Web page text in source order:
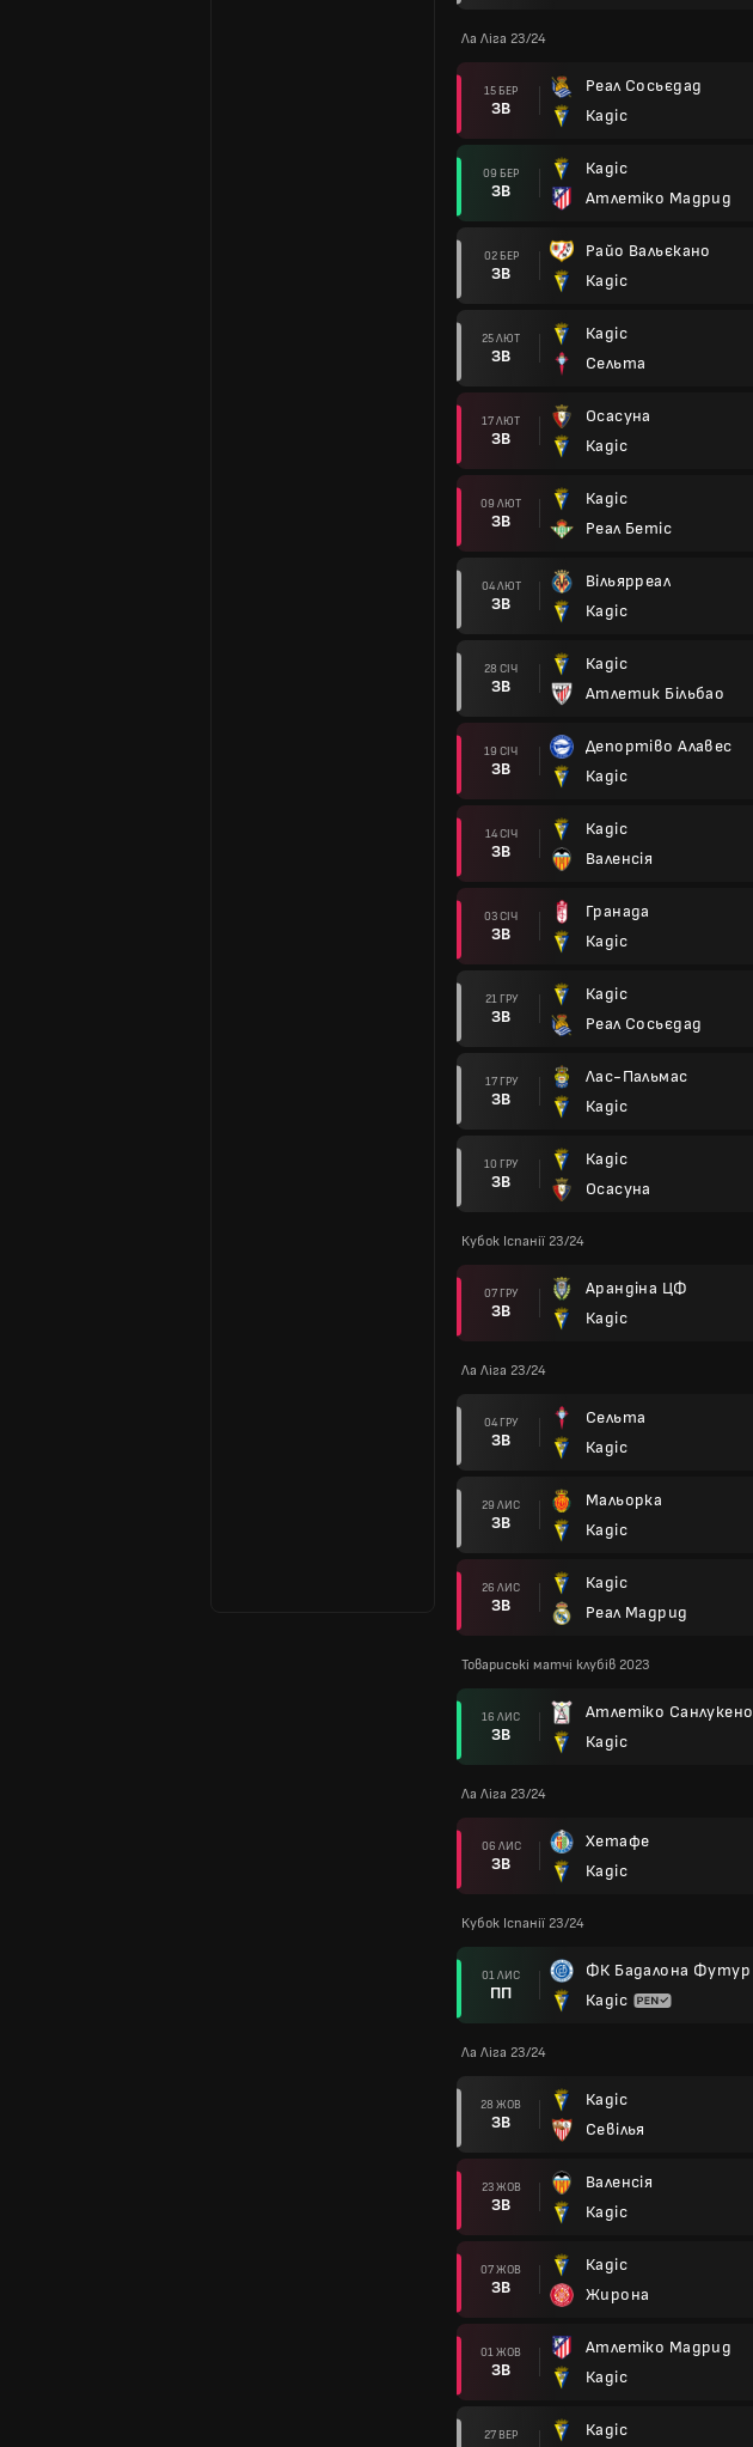
Ла Ліга 23/24
15 БЕР
ЗВ
Реал Сосьєдад
Кадіс
09 БЕР
ЗВ
Кадіс
Атлетіко Мадрид
02 БЕР
ЗВ
Райо Вальєкано
Кадіс
25 ЛЮТ
ЗВ
Кадіс
Сельта
17 ЛЮТ
ЗВ
Осасуна
Кадіс
09 ЛЮТ
ЗВ
Кадіс
Реал Бетіс
04 ЛЮТ
ЗВ
Вільярреал
Кадіс
28 СІЧ
ЗВ
Кадіс
Атлетик Більбао
19 СІЧ
ЗВ
Депортіво Алавес
Кадіс
14 СІЧ
ЗВ
Кадіс
Валенсія
03 СІЧ
ЗВ
Гранада
Кадіс
21 ГРУ
ЗВ
Кадіс
Реал Сосьєдад
17 ГРУ
ЗВ
Лас-Пальмас
Кадіс
10 ГРУ
ЗВ
Кадіс
Осасуна
Кубок Іспанії 23/24
07 ГРУ
ЗВ
Арандіна ЦФ
Кадіс
Ла Ліга 23/24
04 ГРУ
ЗВ
Сельта
Кадіс
29 ЛИС
ЗВ
Мальорка
Кадіс
26 ЛИС
ЗВ
Кадіс
Реал Мадрид
Товариські матчі клубів 2023
16 ЛИС
ЗВ
Атлетіко Санлукено
Кадіс
Ла Ліга 23/24
06 ЛИС
ЗВ
Хетафе
Кадіс
Кубок Іспанії 23/24
01 ЛИС
ПП
ФК Бадалона Футур
Кадіс
Ла Ліга 23/24
28 ЖОВ
ЗВ
Кадіс
Севілья
23 ЖОВ
ЗВ
Валенсія
Кадіс
07 ЖОВ
ЗВ
Кадіс
Жирона
01 ЖОВ
ЗВ
Атлетіко Мадрид
Кадіс
27 ВЕР Кадіс